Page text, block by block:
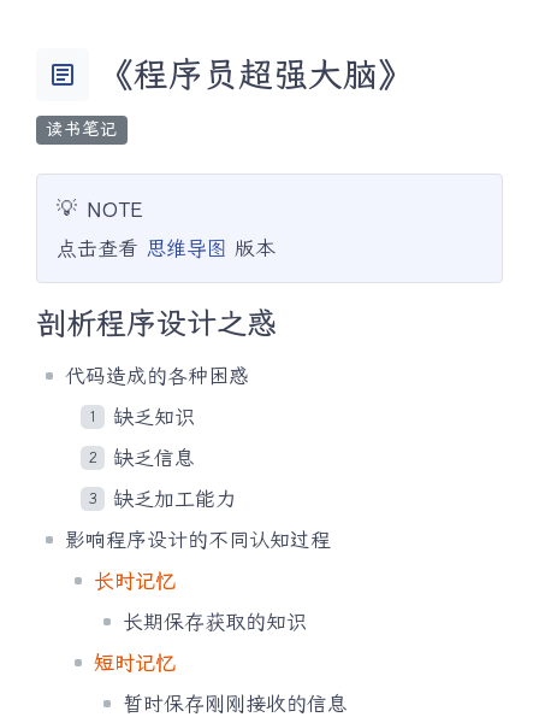
article 《程序员超强大脑》
读书笔记
💡 NOTE
点击查看 思维导图 版本
剖析程序设计之惑
代码造成的各种困惑
缺乏知识
缺乏信息
缺乏加工能力
影响程序设计的不同认知过程
长时记忆
长期保存获取的知识
短时记忆
暂时保存刚刚接收的信息